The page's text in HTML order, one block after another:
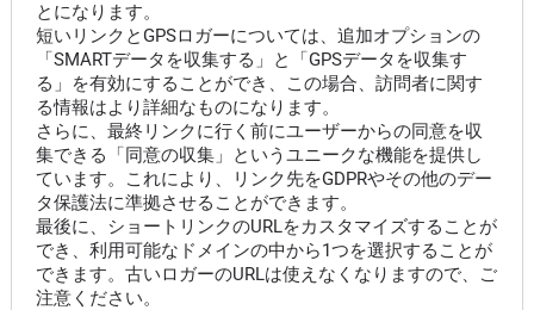
とになります。
短いリンクとGPSロガーについては、追加オプションの
「SMARTデータを収集する」と「GPSデータを収集す
る」を有効にすることができ、この場合、訪問者に関す
る情報はより詳細なものになります。
さらに、最終リンクに行く前にユーザーからの同意を収
集できる「同意の収集」というユニークな機能を提供し
ています。これにより、リンク先をGDPRやその他のデー
タ保護法に準拠させることができます。
最後に、ショートリンクのURLをカスタマイズすることが
でき、利用可能なドメインの中から1つを選択することが
できます。古いロガーのURLは使えなくなりますので、ご
注意ください。